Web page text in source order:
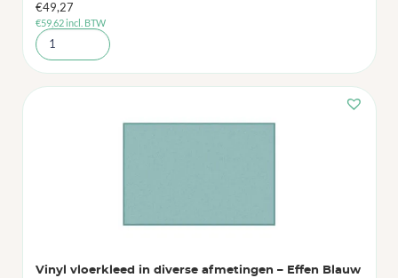
€49,27
€59,62incl. BTW
Vinyl vloerkleed in diverse afmetingen – Effen Blauw